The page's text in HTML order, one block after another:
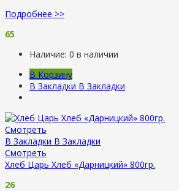
Подробнее >>
65
Наличие: 0 в наличии
В Корзину
В Закладки В Закладки
Смотреть
В Закладки В Закладки
Смотреть
Хлеб Царь Хлеб «Дарницкий» 800гр.
26